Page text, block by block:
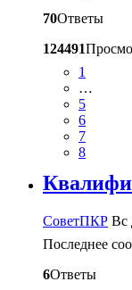
70Ответы
124491
1
…
5
6
7
8
CоветПКР Вс
Последнее
6Ответы